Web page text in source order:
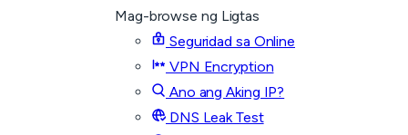
Mag-browse ng Ligtas
Seguridad sa Online
VPN Encryption
Ano ang Aking IP?
DNS Leak Test